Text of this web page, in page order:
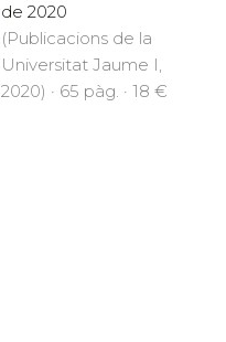
de 2020
(Publicacions de la
Universitat Jaume I,
2020) · 65 pàg. · 18 €